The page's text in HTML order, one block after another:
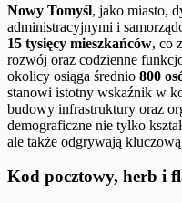
Nowy Tomyśl, jako miasto,
administracyjnymi i
15 tysięcy mieszkańców, co
rozwój oraz codzienne
okolicy osiąga średnio 800
stanowi istotny wskaźnik w
budowy infrastruktury oraz
demograficzne nie tylko
ale także odgrywają
Kod pocztowy, herb i